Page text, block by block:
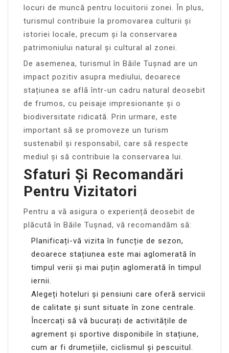
locuri de muncă pentru locuitorii zonei. În plus,
turismul contribuie la promovarea culturii și
istoriei locale, precum și la conservarea
patrimoniului natural și cultural al zonei.
De asemenea, turismul în Băile Tușnad are un
impact pozitiv asupra mediului, deoarece
stațiunea se află într-un cadru natural deosebit
de frumos, cu peisaje impresionante și o
biodiversitate ridicată. Prin urmare, este
important să se promoveze un turism
sustenabil și responsabil, care să respecte
mediul și să contribuie la conservarea lui.
Sfaturi Și Recomandări
Pentru Vizitatori
Pentru a vă asigura o experiență deosebit de
plăcută în Băile Tușnad, vă recomandăm să:
Planificați-vă vizita în funcție de sezon,
deoarece stațiunea este mai aglomerată în
timpul verii și mai puțin aglomerată în timpul
iernii.
Alegeți hoteluri și pensiuni care oferă servicii
de calitate și sunt situate în zone centrale.
Încercați să vă bucurați de activitățile de
agrement și sportive disponibile în stațiune,
cum ar fi drumețiile, ciclismul și pescuitul.